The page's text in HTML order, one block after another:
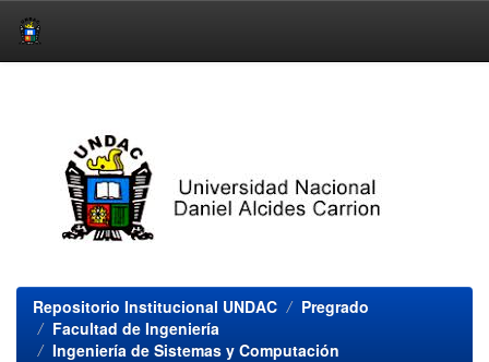
Repositorio Institucional UNDAC
Pregrado
Facultad de Ingeniería
Ingeniería de Sistemas y Computación